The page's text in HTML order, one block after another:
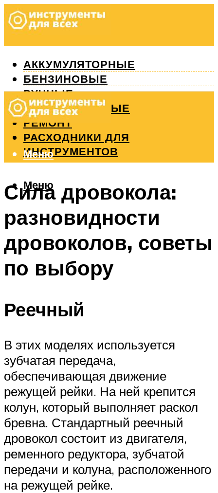
АККУМУЛЯТОРНЫЕ
БЕНЗИНОВЫЕ
РУЧНЫЕ
ИЗМЕРИТЕЛЬНЫЕ
РЕМОНТ
РАСХОДНИКИ ДЛЯ
ИНСТРУМЕНТОВ
Меню
Меню
Сила дровокола:
разновидности
дровоколов, советы
по выбору
Реечный
В этих моделях используется
зубчатая передача,
обеспечивающая движение
режущей рейки. На ней крепится
колун, который выполняет раскол
бревна. Стандартный реечный
дровокол состоит из двигателя,
ременного редуктора, зубчатой
передачи и колуна, расположенного
на режущей рейке.